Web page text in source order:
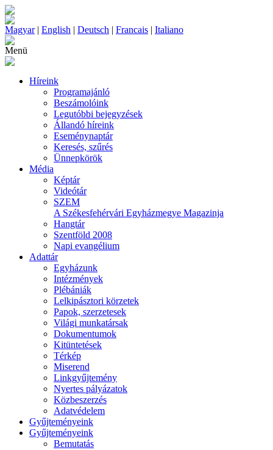
Magyar| English | Deutsch | Francais | Italiano
Menü
Híreink
Programajánló
Beszámolóink
Legutóbbi bejegyzések
Állandó híreink
Eseménynaptár
Keresés, szűrés
Ünnepkörök
Média
Képtár
Videótár
SZEM
A Székesfehérvári Egyházmegye Magazinja
Hangtár
Szentföld 2008
Napi evangélium
Adattár
Egyházunk
Intézmények
Plébániák
Lelkipásztori körzetek
Papok, szerzetesek
Világi munkatársak
Dokumentumok
Kitüntetések
Térkép
Miserend
Linkgyűjtemény
Nyertes pályázatok
Közbeszerzés
Adatvédelem
Gyűjteményeink
Gyűjteményeink
Bemutatás